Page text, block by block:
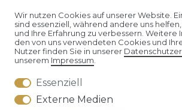
Impressum
AGB
Wir nutzen Cookies auf unserer Website.
sind essenziell, während andere uns
und Ihre Erfahrung zu verbessern. Weitere
den von uns verwendeten Cookies und
Nutzer finden Sie in unserer
unserem Impressum.
Essenziell
Externe Medien